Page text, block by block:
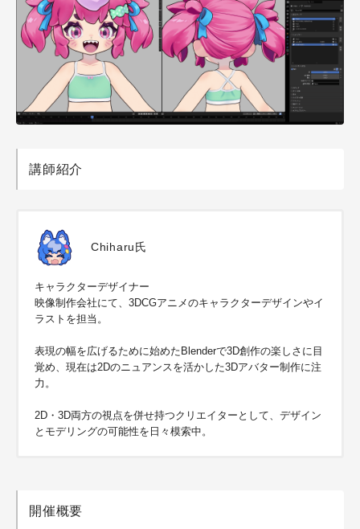
講師紹介
Chiharu氏
キャラクターデザイナー
映像制作会社にて、3DCGアニメのキャラクターデザインやイ
ラストを担当。
表現の幅を広げるために始めたBlenderで3D創作の楽しさに目
覚め、現在は2Dのニュアンスを活かした3Dアバター制作に注
力。
2D・3D両方の視点を併せ持つクリエイターとして、デザイン
とモデリングの可能性を日々模索中。
開催概要